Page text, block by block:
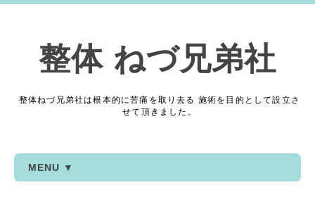
整体 ねづ兄弟社
整体ねづ兄弟社は根本的に苦痛を取り去る 施術を目的として設立さ
せて頂きました。
MENU ▼